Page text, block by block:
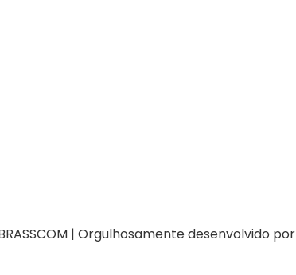
| Orgulhosamente desenvolvido por